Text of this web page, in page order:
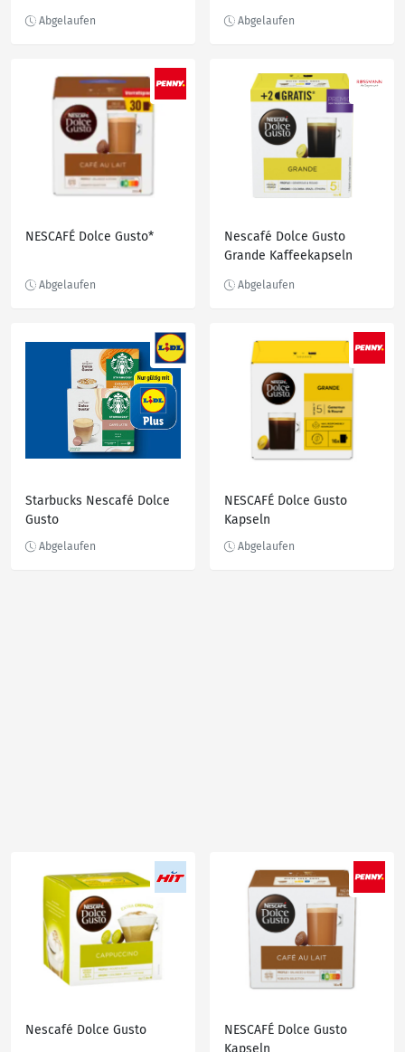
NESCAFÉ Dolce Gusto*
Nescafé Dolce Gusto
Grande Kaffeekapseln
Starbucks Nescafé Dolce
Gusto
NESCAFÉ Dolce Gusto
Kapseln
Nescafé Dolce Gusto
NESCAFÉ Dolce Gusto
Kapseln